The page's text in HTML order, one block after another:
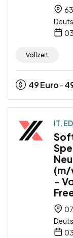
Vollzeit
49Euro -
IT,
(m/
–